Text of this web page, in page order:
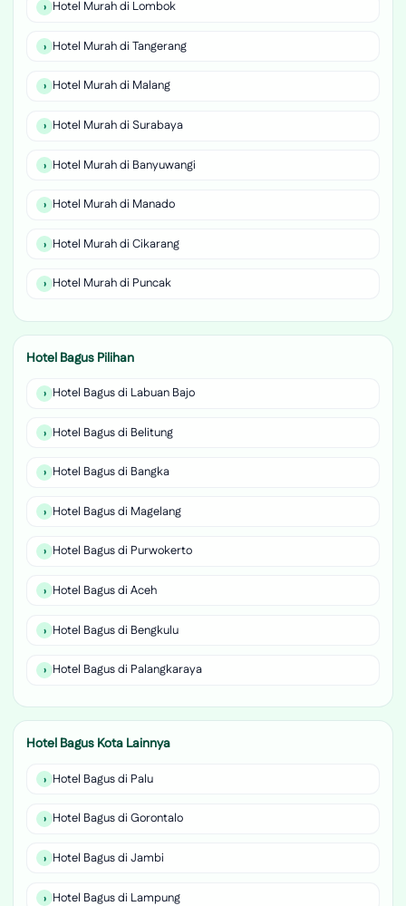
Hotel Murah di Lombok
Hotel Murah di Tangerang
Hotel Murah di Malang
Hotel Murah di Surabaya
Hotel Murah di Banyuwangi
Hotel Murah di Manado
Hotel Murah di Cikarang
Hotel Murah di Puncak
Hotel Bagus Pilihan
Hotel Bagus di Labuan Bajo
Hotel Bagus di Belitung
Hotel Bagus di Bangka
Hotel Bagus di Magelang
Hotel Bagus di Purwokerto
Hotel Bagus di Aceh
Hotel Bagus di Bengkulu
Hotel Bagus di Palangkaraya
Hotel Bagus Kota Lainnya
Hotel Bagus di Palu
Hotel Bagus di Gorontalo
Hotel Bagus di Jambi
Hotel Bagus di Lampung